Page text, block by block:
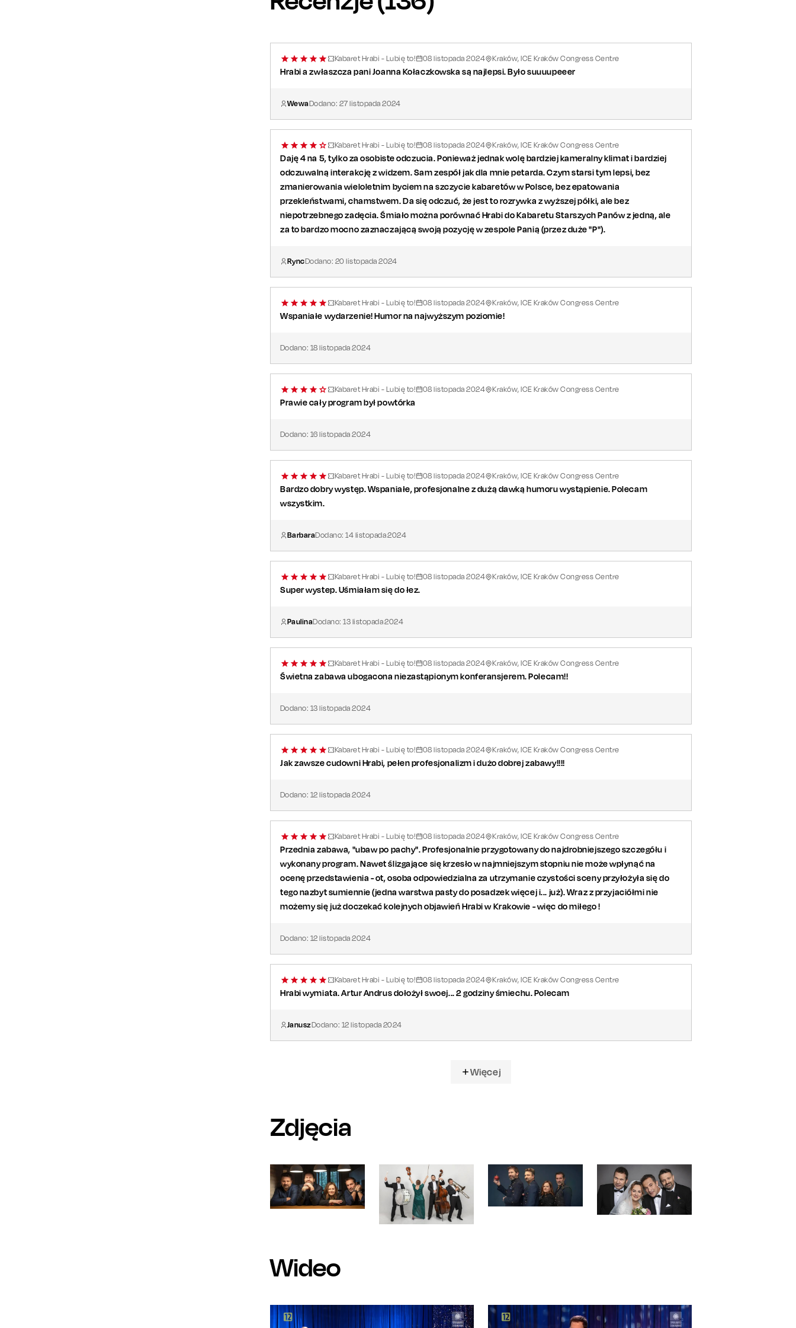
Joanna Kołaczkowska
Dariusz Kamys
Tomasz Majer
Bartek Pietsch, Paweł Pietsch)
Kabaret Hrabi - Lubię to! 08 listopada 2024 Kraków, ICE Kraków Congress Centre
Hrabi a zwłaszcza pani Joanna Kołaczkowska są najlepsi. Było suuuupeeer
WewaDodano: 27 listopada 2024
Kabaret Hrabi - Lubię to! 08 listopada 2024 Kraków, ICE Kraków Congress Centre
Daję 4 na 5, tylko za osobiste odczucia. Ponieważ jednak wolę bardziej kameralny klimat i bardziej
odczuwalną interakcję z widzem. Sam zespół jak dla mnie petarda. Czym starsi tym lepsi, bez
zmanierowania wieloletnim byciem na szczycie kabaretów w Polsce, bez epatowania
przekleństwami, chamstwem. Da się odczuć, że jest to rozrywka z wyższej półki, ale bez
niepotrzebnego zadęcia. Śmiało można porównać Hrabi do Kabaretu Starszych Panów z jedną, ale
za to bardzo mocno zaznaczającą swoją pozycję w zespole Panią (przez duże "P").
RyncDodano: 20 listopada 2024
Kabaret Hrabi - Lubię to! 08 listopada 2024 Kraków, ICE Kraków Congress Centre
Wspaniałe wydarzenie! Humor na najwyższym poziomie!
Dodano: 18 listopada 2024
Kabaret Hrabi - Lubię to! 08 listopada 2024 Kraków, ICE Kraków Congress Centre
Prawie cały program był powtórka
Dodano: 16 listopada 2024
Kabaret Hrabi - Lubię to! 08 listopada 2024 Kraków, ICE Kraków Congress Centre
Bardzo dobry występ. Wspaniałe, profesjonalne z dużą dawką humoru wystąpienie. Polecam
wszystkim.
BarbaraDodano:14 listopada2024
Kabaret Hrabi - Lubię to! 08 listopada 2024 Kraków, ICE Kraków Congress Centre
Super wystep. Uśmiałam się do łez.
PaulinaDodano:13 listopada2024
Kabaret Hrabi - Lubię to! 08 listopada 2024 Kraków, ICE Kraków Congress Centre
Świetna zabawa ubogacona niezastąpionym konferansjerem. Polecam!!
Dodano: 13 listopada 2024
Kabaret Hrabi - Lubię to! 08 listopada 2024 Kraków, ICE Kraków Congress Centre
Jak zawsze cudowni Hrabi, pełen profesjonalizm i dużo dobrej zabawy!!!!
Dodano: 12 listopada 2024
Kabaret Hrabi - Lubię to! 08 listopada 2024 Kraków, ICE Kraków Congress Centre
Przednia zabawa, "ubaw po pachy". Profesjonalnie przygotowany do najdrobniejszego szczegółu i
wykonany program. Nawet ślizgające się krzesło w najmniejszym stopniu nie może wpłynąć na
ocenę przedstawienia - ot, osoba odpowiedzialna za utrzymanie czystości sceny przyłożyła się do
tego nazbyt sumiennie (jedna warstwa pasty do posadzek więcej i... już). Wraz z przyjaciółmi nie
możemy się już doczekać kolejnych objawień Hrabi w Krakowie - więc do miłego !
Dodano: 12 listopada 2024
Kabaret Hrabi - Lubię to! 08 listopada 2024 Kraków, ICE Kraków Congress Centre
Hrabi wymiata. Artur Andrus dołożył swoej... 2 godziny śmiechu. Polecam
JanuszDodano: 12 listopada 2024
Więcej
Zdjęcia
Wideo